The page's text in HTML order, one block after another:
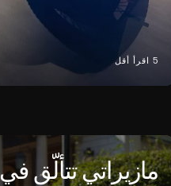
5 اقرأ أقل
مازيراتي تتألّق في